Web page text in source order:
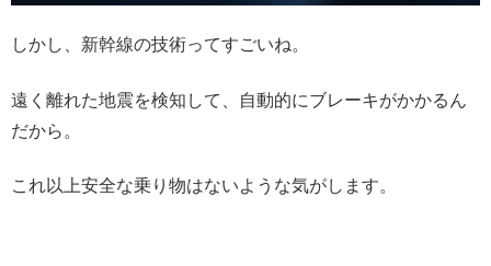
しかし、新幹線の技術ってすごいね。
遠く離れた地震を検知して、自動的にブレーキがかかるん
だから。
これ以上安全な乗り物はないような気がします。